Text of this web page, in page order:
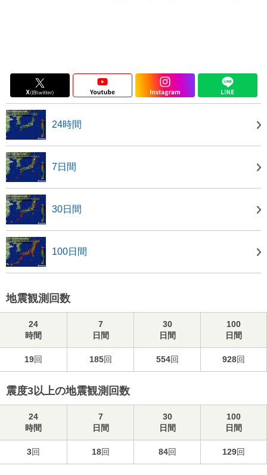
24時間
7日間
30日間
100日間
地震観測回数
24
時間
7
日間
30
日間
100
日間
19回 185回 554回 928回
震度3以上の地震観測回数
24
時間
7
日間
30
日間
100
日間
3回 18回 84回 129回